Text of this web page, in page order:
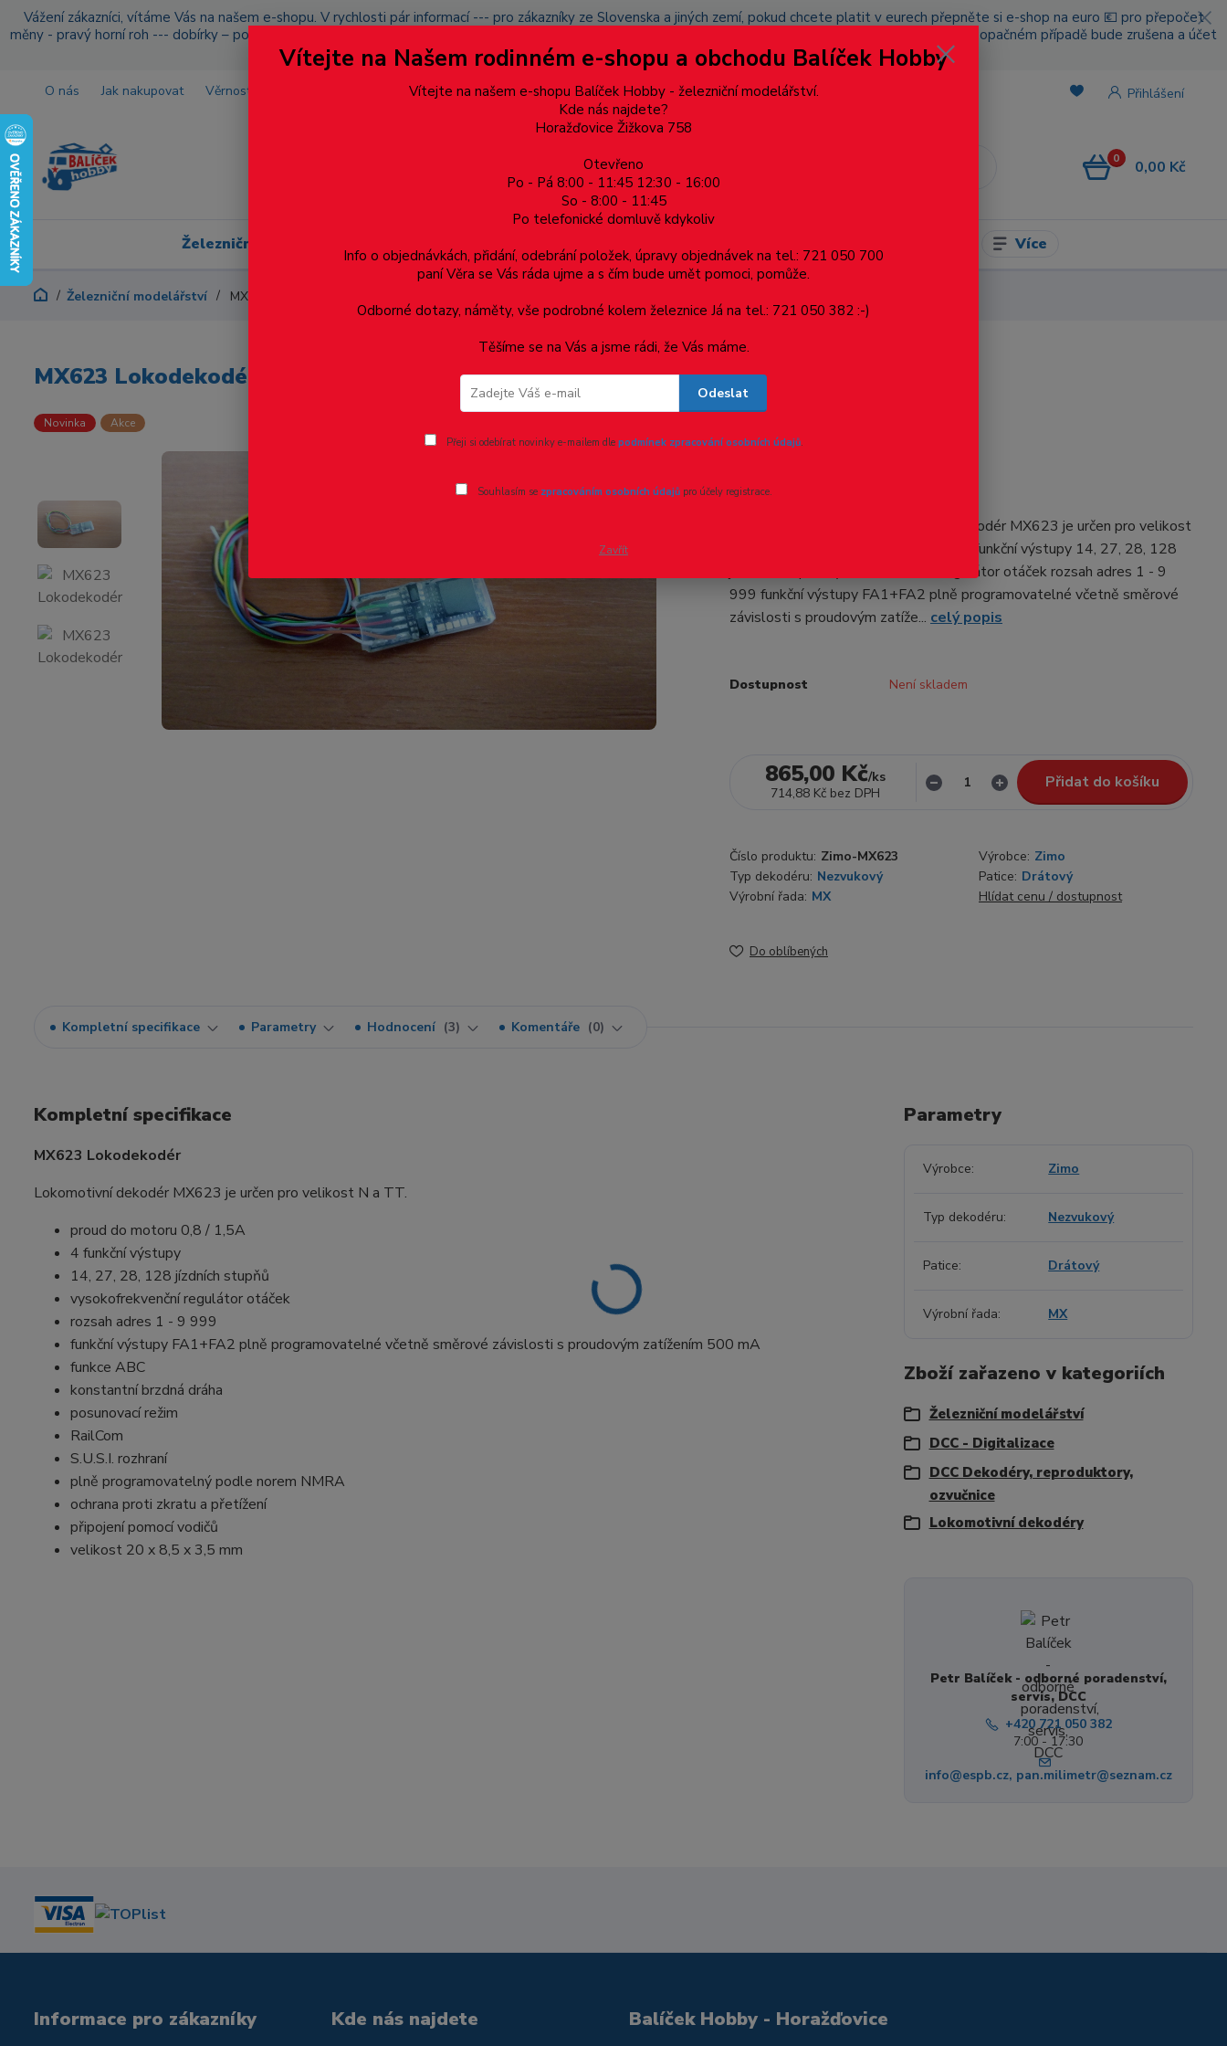
Vážení zákazníci, vítáme Vás na našem e-shopu. V rychlosti pár informací --- pro zákazníky ze Slovenska a jiných zemí, pokud chcete platit v eurech přepněte si e-shop na euro 💶 pro přepočet
měny - pravý horní roh --- dobírky – pokud si z nějakého důvodu zásilku nevyzvednete, bude po domluvě zaslána znovu s opětovnou platbou za poštovné, v opačném případě bude zrušena a účet
přidán na blacklist a rušeny následující objednávky.
O nás Jak nakupovat Věrnostní program Doprava a platba Více Přihlášení
0 0,00 Kč
Železniční modelářství Dárkové poukazy, upomínkové předměty Více
Železniční modelářství MX623 Lokodekodér
MX623 Lokodekodér
Novinka Akce
MX623 Lokodekodér Lokomotivní dekodér MX623 je určen pro velikost
N a TT. proud do motoru 0,8 / 1,5A 4 funkční výstupy 14, 27, 28, 128
jízdních stupňů vysokofrekvenční regulátor otáček rozsah adres 1 - 9
999 funkční výstupy FA1+FA2 plně programovatelné včetně směrové
závislosti s proudovým zatíže... celý popis
Dostupnost Není skladem
865,00 Kč/ks
714,88 Kč bez DPH
Přidat do košíku
Číslo produktu: Zimo-MX623 Výrobce: Zimo
Typ dekodéru: Nezvukový Patice: Drátový
Výrobní řada: MX Hlídat cenu / dostupnost
Do oblíbených
Kompletní specifikace Parametry Hodnocení 3 Komentáře 0
Kompletní specifikace
MX623 Lokodekodér
Lokomotivní dekodér MX623 je určen pro velikost N a TT.
proud do motoru 0,8 / 1,5A
4 funkční výstupy
14, 27, 28, 128 jízdních stupňů
vysokofrekvenční regulátor otáček
rozsah adres 1 - 9 999
funkční výstupy FA1+FA2 plně programovatelné včetně směrové závislosti s proudovým zatížením 500 mA
funkce ABC
konstantní brzdná dráha
posunovací režim
RailCom
S.U.S.I. rozhraní
plně programovatelný podle norem NMRA
ochrana proti zkratu a přetížení
připojení pomocí vodičů
velikost 20 x 8,5 x 3,5 mm
Parametry
Výrobce Zimo
Typ dekodéru Nezvukový
Patice Drátový
Výrobní řada MX
Zboží zařazeno v kategoriích
Železniční modelářství
DCC - Digitalizace
DCC Dekodéry, reproduktory,
ozvučnice
Lokomotivní dekodéry
Petr Balíček - odborné poradenství,
servis, DCC
+420 721 050 382
7:00 - 17:30
info@espb.cz, pan.milimetr@seznam.cz
Informace pro zákazníky Kde nás najdete Balíček Hobby - Horažďovice
Vítejte na Našem rodinném e-shopu a obchodu Balíček Hobby
Vítejte na našem e-shopu Balíček Hobby - železniční modelářství.
Kde nás najdete?
Horažďovice Žižkova 758
Otevřeno
Po - Pá 8:00 - 11:45 12:30 - 16:00
So - 8:00 - 11:45
Po telefonické domluvě kdykoliv
Info o objednávkách, přidání, odebrání položek, úpravy objednávek na tel.: 721 050 700
paní Věra se Vás ráda ujme a s čím bude umět pomoci, pomůže.
Odborné dotazy, náměty, vše podrobné kolem železnice Já na tel.: 721 050 382 :-)
Těšíme se na Vás a jsme rádi, že Vás máme.
Odeslat
Přeji si odebírat novinky e-mailem dle podmínek zpracování osobních údajů.
Souhlasím se zpracováním osobních údajůpro účely registrace.
Zavřít